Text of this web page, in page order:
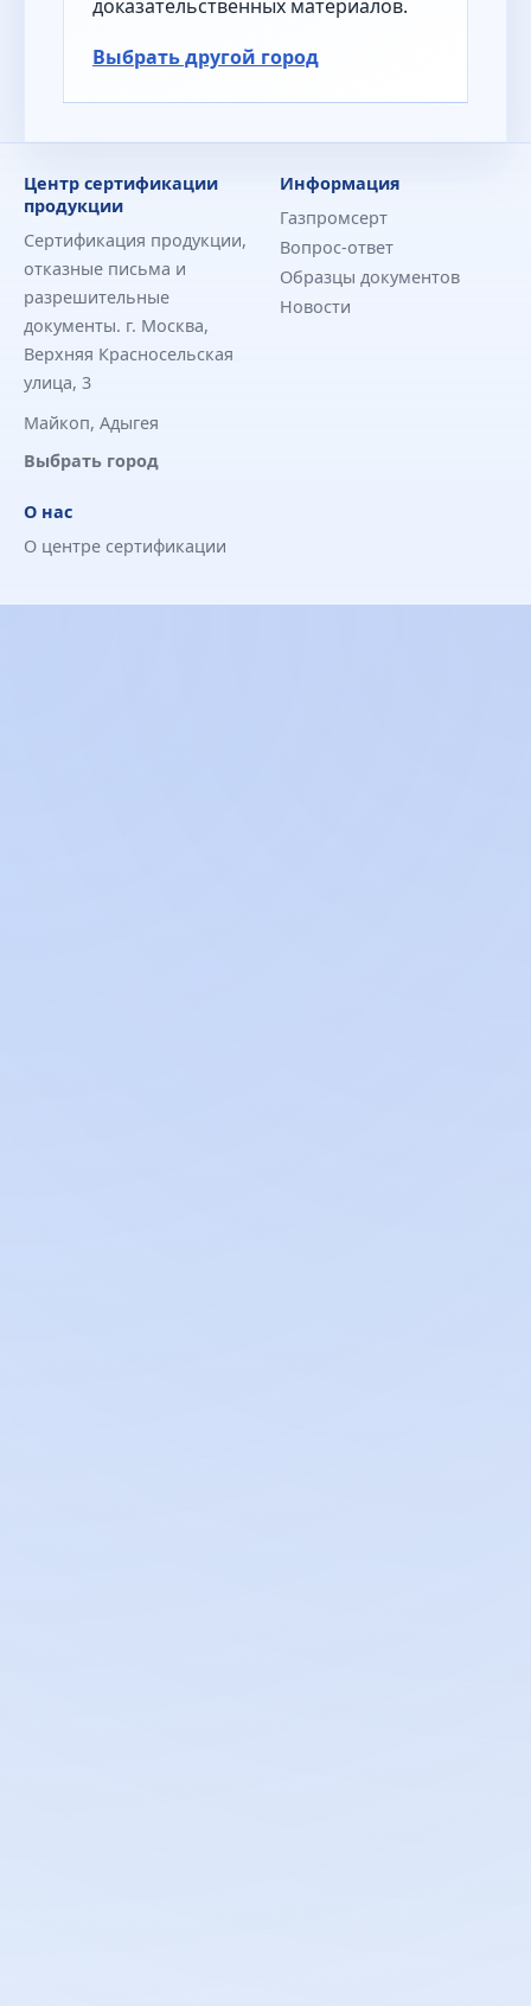
доказательственных материалов.
Выбрать другой город
Центр сертификации
продукции
Сертификация продукции,
отказные письма и
разрешительные
документы. г. Москва,
Верхняя Красносельская
улица, 3
Майкоп, Адыгея
Выбрать город
Информация
Газпромсерт
Вопрос-ответ
Образцы документов
Новости
О нас
О центре сертификации